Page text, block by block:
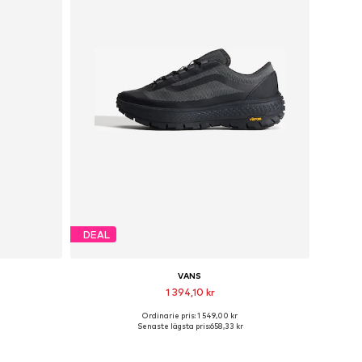
DEAL
VANS
1 394,10 kr
Tillgänglig i många storlekar
Ordinarie pris: 1 549,00 kr
Senaste lägsta pris:658,33 kr